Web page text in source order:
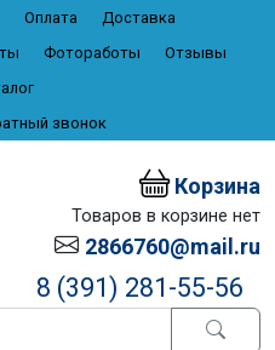
Оплата
Доставка
Фотоработы
Отзывы
звонок
8 (391) 281-55-56
Корзина
Товаров в корзине нет
2866760@mail.ru